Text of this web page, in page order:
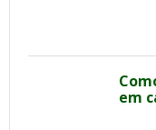
em